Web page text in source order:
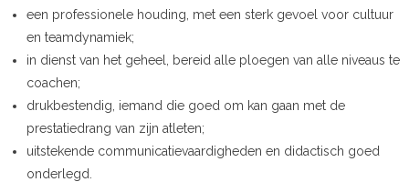
een professionele houding, met een sterk gevoel voor cultuur
en teamdynamiek;
in dienst van het geheel, bereid alle ploegen van alle niveaus te
coachen;
drukbestendig, iemand die goed om kan gaan met de
prestatiedrang van zijn atleten;
uitstekende communicatievaardigheden en didactisch goed
onderlegd.